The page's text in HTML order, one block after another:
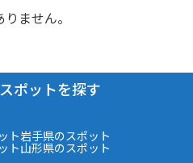
ません。
ポットを探す
ト岩手県のスポット
ト山形県のスポット